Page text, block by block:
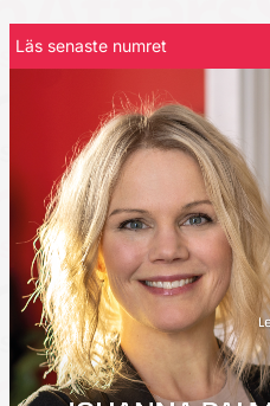
Läs senaste numret